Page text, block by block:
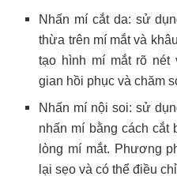
Nhấn mí cắt da: sử
thừa trên mí mắt và
tạo hình mí mắt rõ
gian hồi phục và chăm
Nhấn mí nội soi: sử
nhấn mí bằng cách cắt
lòng mí mắt. Phương
lại sẹo và có thể điều